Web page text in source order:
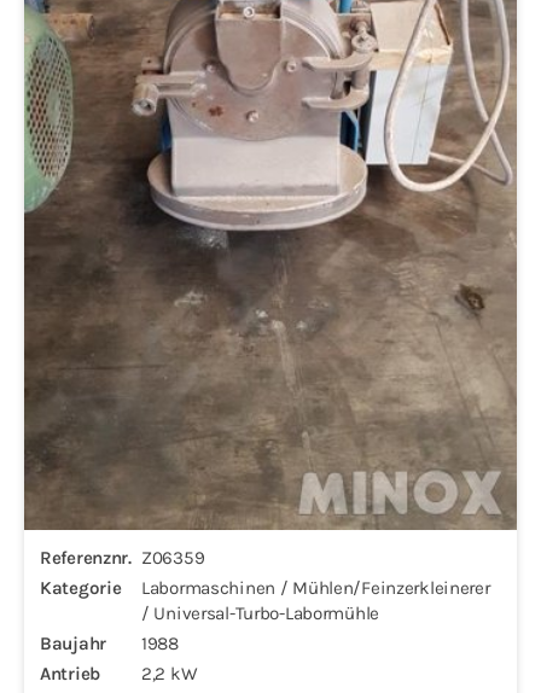
Referenznr. Z06359
Kategorie
Labormaschinen / Mühlen/Feinzerkleinerer
/ Universal-Turbo-Labormühle
Baujahr
1988
Antrieb
2,2 kW